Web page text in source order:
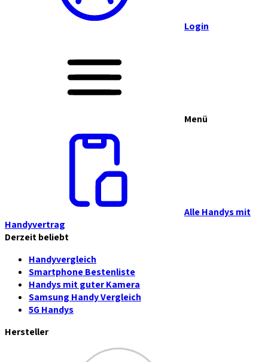
Login
Menü
Alle Handys mit
Handyvertrag
Derzeit beliebt
Handyvergleich
Smartphone Bestenliste
Handys mit guter Kamera
Samsung Handy Vergleich
5G Handys
Hersteller